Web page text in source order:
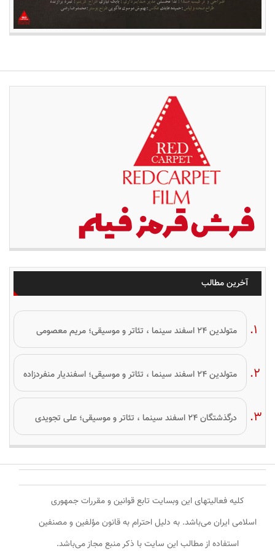
آخرین مطالب
متولدین ۲۴ اسفند سینما ، تئاتر و موسیقی؛ مریم معصومی
متولدین ۲۴ اسفند سینما ، تئاتر و موسیقی؛ اسفندیار منفردزاده
درگذشتگان ۲۴ اسفند سینما ، تئاتر و موسیقی؛ علی تجویدی
کلیه فعالیتهای این وبسایت تابع قوانین و مقررات جمهوری
اسلامی ایران می‌باشد. به دلیل احترام به قانون مؤلفین و مصنفین
استفاده از مطالب این سایت با ذکر منبع مجاز می‌باشد.